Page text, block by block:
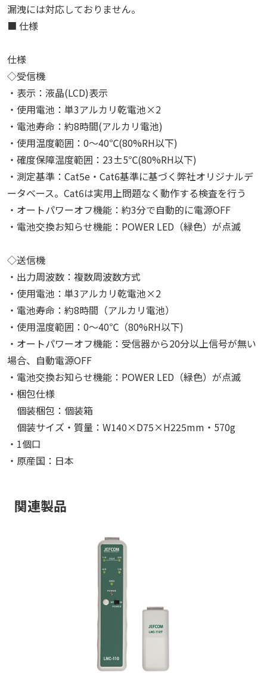
漏洩には対応しておりません。
■ 仕様
仕様
◇受信機
・表示：液晶(LCD)表示
・使用電池：単3アルカリ乾電池×2
・電池寿命：約8時間(アルカリ電池)
・使用温度範囲：0～40℃(80%RH以下)
・確度保障温度範囲：23±5℃(80%RH以下)
・測定基準：Cat5e・Cat6基準に基づく弊社オリジナルデ
ータベース。Cat6は実用上問題なく動作する検査を行う
・オートパワーオフ機能：約3分で自動的に電源OFF
・電池交換お知らせ機能：POWER LED（緑色）が点滅
◇送信機
・出力周波数：複数周波数方式
・使用電池：単3アルカリ乾電池×2
・電池寿命：約8時間（アルカリ電池）
・使用温度範囲：0～40℃（80%RH以下)
・オートパワーオフ機能：受信器から20分以上信号が無い
場合、自動電源OFF
・電池交換お知らせ機能：POWER LED（緑色）が点滅
・梱包仕様
個装梱包：個装箱
個装サイズ・質量：W140×D75×H225mm・570g
・1個口
・原産国：日本
関連製品